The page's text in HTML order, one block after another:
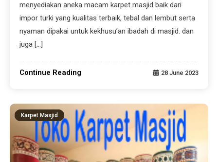
menyediakan aneka macam karpet masjid baik dari
impor turki yang kualitas terbaik, tebal dan lembut serta
nyaman dipakai untuk kekhusu’an ibadah di masjid. dan
juga […]
Continue Reading 28 June 2023
Karpet Masjid